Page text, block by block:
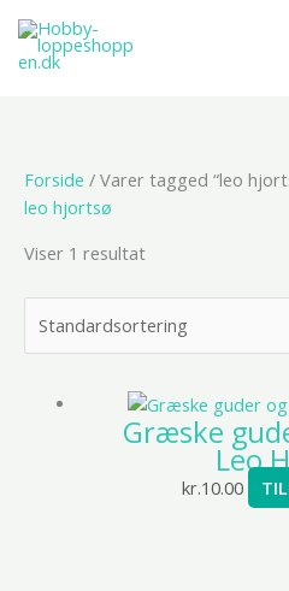
indholdet
Forside / Varer tagged “leo
leo hjortsø
Viser 1 resultat
Græske
Leo
kr.10.00